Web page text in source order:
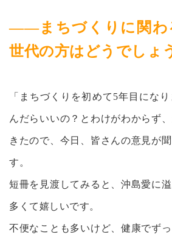
——まちづくりに関わ
世代の方はどうでしょ
「まちづくりを初めて5年目にな
んだらいいの？とわけがわからず
きたので、今日、皆さんの意見が
す。
短冊を見渡してみると、沖島愛に
多くて嬉しいです。
不便なことも多いけど、健康でず